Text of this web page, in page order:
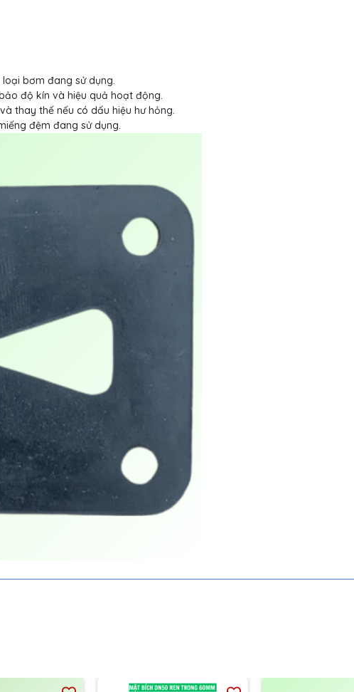
bơm đang sử dụng.
độ kín và hiệu quả hoạt động.
thay thế nếu có dấu hiệu hư hỏng.
đệm đang sử dụng.